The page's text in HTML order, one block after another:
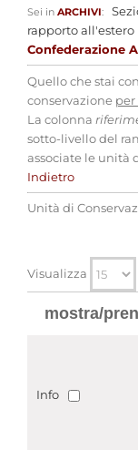
Sei in ARCHIVI:
rapporto all'estero
Confederazione
Quello che stai
conservazione
La colonna
sotto-livello del
associate le unità
Indietro
Unità di
Visualizza
mostra/
Info